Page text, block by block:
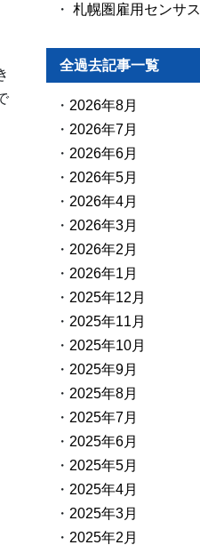
札幌圏雇用センサス
全過去記事一覧
2026年8月
2026年7月
2026年6月
2026年5月
2026年4月
2026年3月
2026年2月
2026年1月
2025年12月
2025年11月
2025年10月
2025年9月
2025年8月
2025年7月
2025年6月
2025年5月
2025年4月
2025年3月
2025年2月